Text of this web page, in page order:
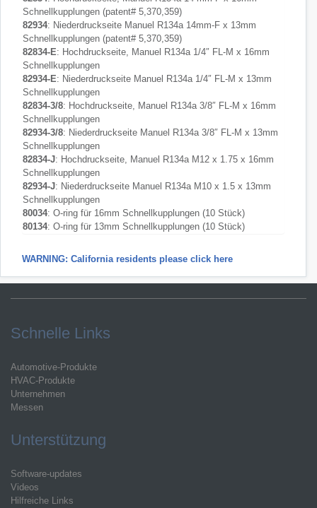
Schnellkupplungen (patent# 5,370,359)
82934: Niederdruckseite Manuel R134a 14mm-F x 13mm
Schnellkupplungen (patent# 5,370,359)
82834-E: Hochdruckseite, Manuel R134a 1/4″ FL-M x 16mm
Schnellkupplungen
82934-E: Niederdruckseite Manuel R134a 1/4″ FL-M x 13mm
Schnellkupplungen
82834-3/8: Hochdruckseite, Manuel R134a 3/8″ FL-M x 16mm
Schnellkupplungen
82934-3/8: Niederdruckseite Manuel R134a 3/8″ FL-M x 13mm
Schnellkupplungen
82834-J: Hochdruckseite, Manuel R134a M12 x 1.75 x 16mm
Schnellkupplungen
82934-J: Niederdruckseite Manuel R134a M10 x 1.5 x 13mm
Schnellkupplungen
80034: O-ring für 16mm Schnellkupplungen (10 Stück)
80134: O-ring für 13mm Schnellkupplungen (10 Stück)
WARNING: California residents please click here
Schnelle Links
Automotive-Produkte
HVAC-Produkte
Unternehmen
Messen
Unterstützung
Software-updates
Videos
Hilfreiche Links